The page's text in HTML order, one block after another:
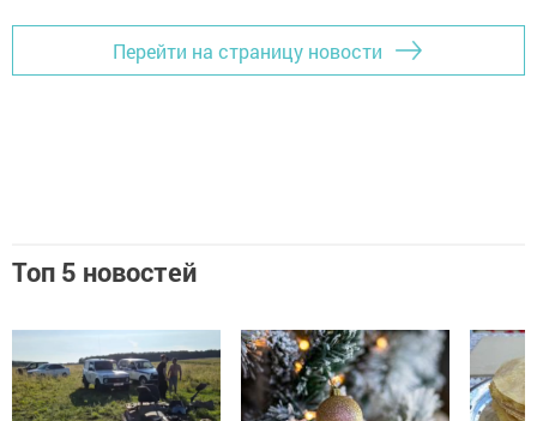
Перейти на страницу новости
Топ 5 новостей